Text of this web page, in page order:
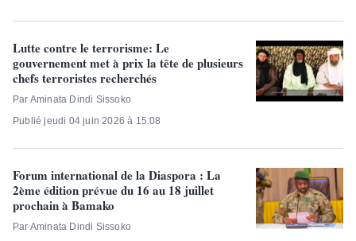
Lutte contre le terrorisme: Le
gouvernement met à prix la tête de plusieurs
chefs terroristes recherchés
Par Aminata Dindi Sissoko
Publié jeudi 04 juin 2026 à 15:08
Forum international de la Diaspora : La
2ème édition prévue du 16 au 18 juillet
prochain à Bamako
Par Aminata Dindi Sissoko